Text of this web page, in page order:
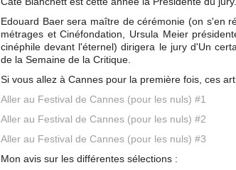
Edouard Baer sera maître de cérémonie (on s'en
métrages et Cinéfondation, Ursula Meier
cinéphile devant l'éternel) dirigera le jury d'Un
de la Semaine de la Critique.
Si vous allez à Cannes pour la première fois, ces
Aller au Festival de Cannes (pour les nuls) #1
Aller au Festival de Cannes (pour les nuls) #2
Aller au Festival de Cannes (pour les nuls) #3
Mon avis sur les différentes sélections :